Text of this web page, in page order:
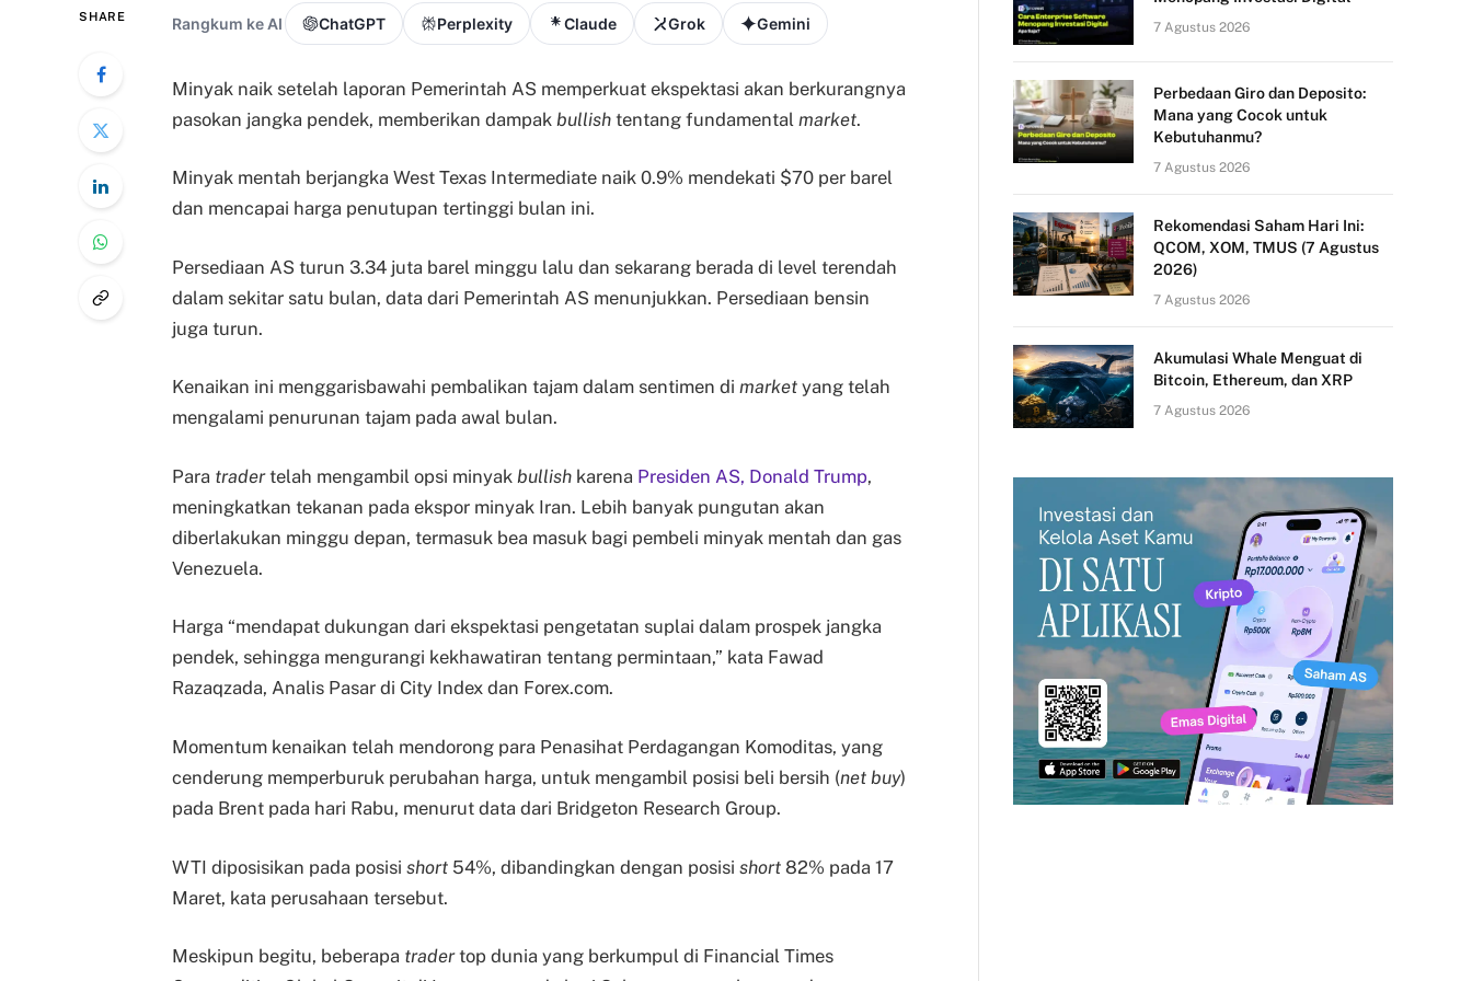
SHARE Rangkum ke AI ChatGPT Perplexity Claude Grok Gemini
Minyak naik setelah laporan Pemerintah AS memperkuat ekspektasi akan berkurangnya
pasokan jangka pendek, memberikan dampak bullish tentang fundamental market.
Minyak mentah berjangka West Texas Intermediate naik 0.9% mendekati $70 per barel
dan mencapai harga penutupan tertinggi bulan ini.
Persediaan AS turun 3.34 juta barel minggu lalu dan sekarang berada di level terendah
dalam sekitar satu bulan, data dari Pemerintah AS menunjukkan. Persediaan bensin
juga turun.
Kenaikan ini menggarisbawahi pembalikan tajam dalam sentimen di market yang telah
mengalami penurunan tajam pada awal bulan.
Para tradertelah mengambil opsi minyak bullish karena Presiden AS, Donald Trump,
meningkatkan tekanan pada ekspor minyak Iran. Lebih banyak pungutan akan
diberlakukan minggu depan, termasuk bea masuk bagi pembeli minyak mentah dan gas
Venezuela.
Harga “mendapat dukungan dari ekspektasi pengetatan suplai dalam prospek jangka
pendek, sehingga mengurangi kekhawatiran tentang permintaan,” kata Fawad
Razaqzada, Analis Pasar di City Index dan Forex.com.
Momentum kenaikan telah mendorong para Penasihat Perdagangan Komoditas, yang
cenderung memperburuk perubahan harga, untuk mengambil posisi beli bersih (net buy)
pada Brent pada hari Rabu, menurut data dari Bridgeton Research Group.
WTI diposisikan pada posisi short 54%, dibandingkan dengan posisi short 82% pada 17
Maret, kata perusahaan tersebut.
Meskipun begitu, beberapa tradertop dunia yang berkumpul di Financial Times
7 Agustus 2026
Perbedaan Giro dan Deposito:
Mana yang Cocok untuk
Kebutuhanmu?
7 Agustus 2026
Rekomendasi Saham Hari Ini:
QCOM, XOM, TMUS (7 Agustus
2026)
7 Agustus 2026
Akumulasi Whale Menguat di
Bitcoin, Ethereum, dan XRP
7 Agustus 2026